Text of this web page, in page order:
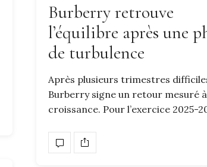
Burberry retrouve
l’équilibre après une
de turbulence
Après plusieurs trimestres
Burberry signe un retour mesuré
croissance. Pour l’exercice 2025-